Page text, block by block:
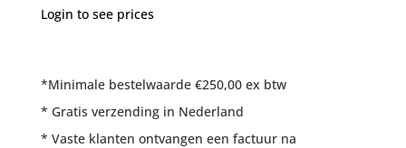
Login to see prices
*Minimale bestelwaarde €250,00 ex btw
* Gratis verzending in Nederland
* Vaste klanten ontvangen een factuur na